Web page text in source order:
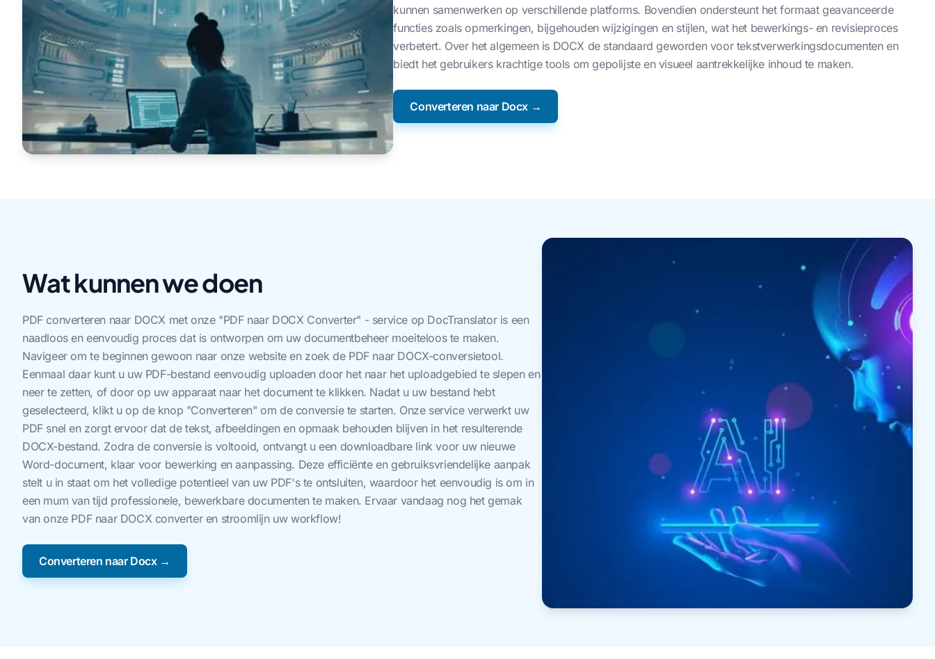
kunnen samenwerken op verschillende platforms. Bovendien ondersteunt het formaat geavanceerde
functies zoals opmerkingen, bijgehouden wijzigingen en stijlen, wat het bewerkings- en revisieproces
verbetert. Over het algemeen is DOCX de standaard geworden voor tekstverwerkingsdocumenten en
biedt het gebruikers krachtige tools om gepolijste en visueel aantrekkelijke inhoud te maken.
Converteren naar Docx →
Wat kunnen we doen
PDF converteren naar DOCX met onze "PDF naar DOCX Converter" - service op DocTranslator is een
naadloos en eenvoudig proces dat is ontworpen om uw documentbeheer moeiteloos te maken.
Navigeer om te beginnen gewoon naar onze website en zoek de PDF naar DOCX-conversietool.
Eenmaal daar kunt u uw PDF-bestand eenvoudig uploaden door het naar het uploadgebied te slepen en
neer te zetten, of door op uw apparaat naar het document te klikken. Nadat u uw bestand hebt
geselecteerd, klikt u op de knop "Converteren" om de conversie te starten. Onze service verwerkt uw
PDF snel en zorgt ervoor dat de tekst, afbeeldingen en opmaak behouden blijven in het resulterende
DOCX-bestand. Zodra de conversie is voltooid, ontvangt u een downloadbare link voor uw nieuwe
Word-document, klaar voor bewerking en aanpassing. Deze efficiënte en gebruiksvriendelijke aanpak
stelt u in staat om het volledige potentieel van uw PDF's te ontsluiten, waardoor het eenvoudig is om in
een mum van tijd professionele, bewerkbare documenten te maken. Ervaar vandaag nog het gemak
van onze PDF naar DOCX converter en stroomlijn uw workflow!
Converteren naar Docx →